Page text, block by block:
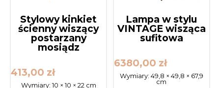
Stylowy kinkiet
ścienny wiszący
postarzany
mosiądz
413,00 zł
Wymiary: 10 × 10 × 22 cm
Lampa w stylu
VINTAGE wisząca
sufitowa
6380,00 zł
Wymiary: 49,8 × 49,8 × 67,9
cm